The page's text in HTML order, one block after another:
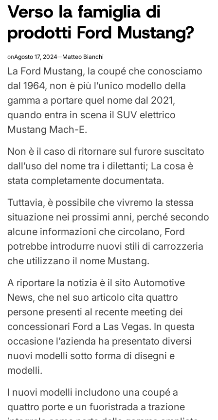
IN
Verso la famiglia di
prodotti Ford Mustang?
onAgosto 17, 2024 Matteo Bianchi
La Ford Mustang, la coupé che conosciamo
dal 1964, non è più l’unico modello della
gamma a portare quel nome dal 2021,
quando entra in scena il SUV elettrico
Mustang Mach-E.
Non è il caso di ritornare sul furore suscitato
dall’uso del nome tra i dilettanti; La cosa è
stata completamente documentata.
Tuttavia, è possibile che vivremo la stessa
situazione nei prossimi anni, perché secondo
alcune informazioni che circolano, Ford
potrebbe introdurre nuovi stili di carrozzeria
che utilizzano il nome Mustang.
A riportare la notizia è il sito Automotive
News, che nel suo articolo cita quattro
persone presenti al recente meeting dei
concessionari Ford a Las Vegas. In questa
occasione l’azienda ha presentato diversi
nuovi modelli sotto forma di disegni e
modelli.
I nuovi modelli includono una coupé a
quattro porte e un fuoristrada a trazione